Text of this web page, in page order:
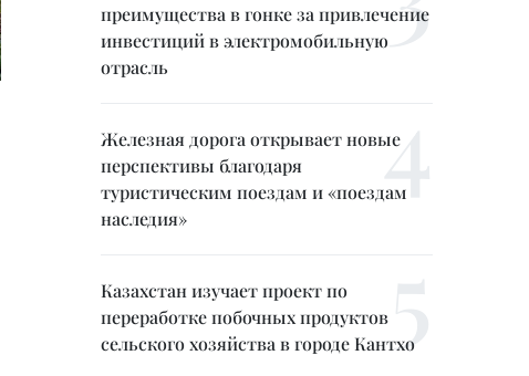
преимущества в гонке за привлечение
инвестиций в электромобильную
отрасль
Железная дорога открывает новые
перспективы благодаря
туристическим поездам и «поездам
наследия»
Казахстан изучает проект по
переработке побочных продуктов
сельского хозяйства в городе Кантхо